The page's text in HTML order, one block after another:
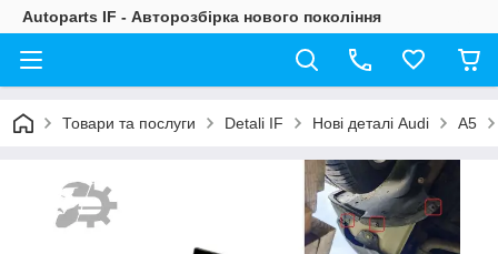
Autoparts IF - Авторозбірка нового покоління
Товари та послуги Detali IF Нові деталі Audi A5